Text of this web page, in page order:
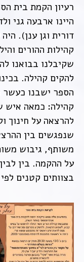
רעיון הקמת בית
היינו ארבעה גני
דורית וגן ענן).
קהילות ההורים
שקיבלנו בבואנו
להקים קהילה.
הספר ישבנו
קהילה: כמאה איש
להרצאה על חינוך
שנפגשים בין
משותף, גיבוש
על ההקמה. בין
בצוותים קטנים